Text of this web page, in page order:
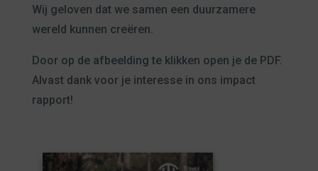
Wij geloven dat we samen een duurzamere
wereld kunnen creëren.
Door op de afbeelding te klikken open je de PDF.
Alvast dank voor je interesse in ons impact
rapport!